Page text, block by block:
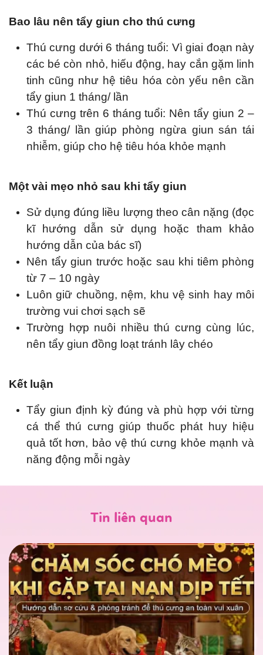
Bao lâu nên tẩy giun cho thú cưng
Thú cưng dưới 6 tháng tuổi: Vì giai đoạn này
các bé còn nhỏ, hiếu động, hay cắn gặm linh
tinh cũng như hệ tiêu hóa còn yếu nên cần
tẩy giun 1 tháng/ lần
Thú cưng trên 6 tháng tuổi: Nên tẩy giun 2 –
3 tháng/ lần giúp phòng ngừa giun sán tái
nhiễm, giúp cho hệ tiêu hóa khỏe mạnh
Một vài mẹo nhỏ sau khi tẩy giun
Sử dụng đúng liều lượng theo cân nặng (đọc
kĩ hướng dẫn sử dụng hoặc tham khảo
hướng dẫn của bác sĩ)
Nên tẩy giun trước hoặc sau khi tiêm phòng
từ 7 – 10 ngày
Luôn giữ chuồng, nệm, khu vệ sinh hay môi
trường vui chơi sạch sẽ
Trường hợp nuôi nhiều thú cưng cùng lúc,
nên tẩy giun đồng loạt tránh lây chéo
Kết luận
Tẩy giun định kỳ đúng và phù hợp với từng
cá thể thú cưng giúp thuốc phát huy hiệu
quả tốt hơn, bảo vệ thú cưng khỏe mạnh và
năng động mỗi ngày
Tin liên quan